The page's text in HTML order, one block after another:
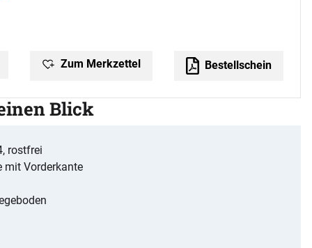
Zum Merkzettel Bestellschein
Blick
rostfrei
mit Vorderkante